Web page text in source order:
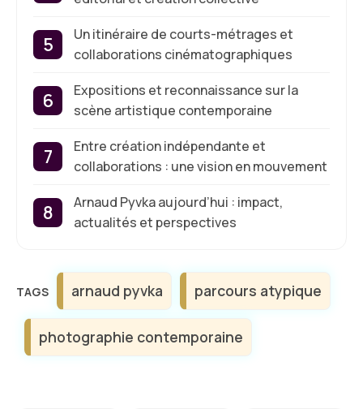
Un itinéraire de courts-métrages et
collaborations cinématographiques
Expositions et reconnaissance sur la
scène artistique contemporaine
Entre création indépendante et
collaborations : une vision en mouvement
Arnaud Pyvka aujourd’hui : impact,
actualités et perspectives
Étiquettes
arnaud pyvka parcours atypique
photographie contemporaine